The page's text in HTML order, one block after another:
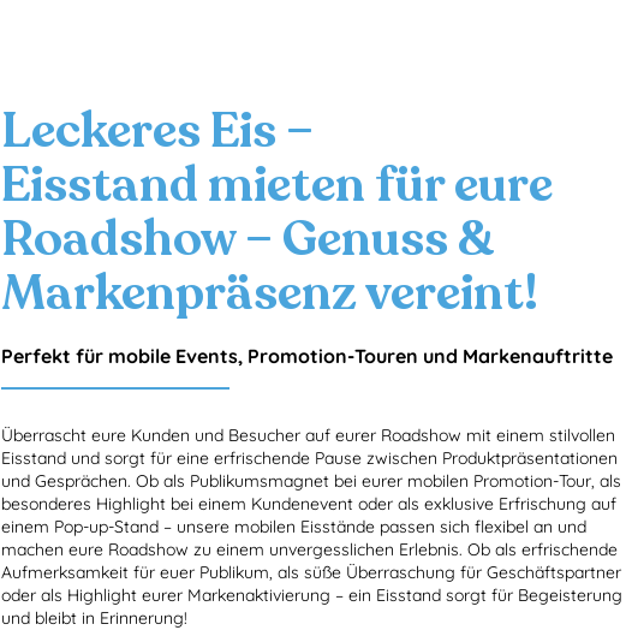
Leckeres Eis –
Eisstand mieten für eure
Roadshow – Genuss &
Markenpräsenz vereint!
Perfekt für mobile Events, Promotion-Touren und Markenauftritte
Überrascht eure Kunden und Besucher auf eurer Roadshow mit einem stilvollen
Eisstand und sorgt für eine erfrischende Pause zwischen Produktpräsentationen
und Gesprächen. Ob als Publikumsmagnet bei eurer mobilen Promotion-Tour, als
besonderes Highlight bei einem Kundenevent oder als exklusive Erfrischung auf
einem Pop-up-Stand – unsere mobilen Eisstände passen sich flexibel an und
machen eure Roadshow zu einem unvergesslichen Erlebnis. Ob als erfrischende
Aufmerksamkeit für euer Publikum, als süße Überraschung für Geschäftspartner
oder als Highlight eurer Markenaktivierung – ein Eisstand sorgt für Begeisterung
und bleibt in Erinnerung!